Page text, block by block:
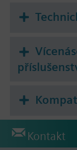
Kontakt